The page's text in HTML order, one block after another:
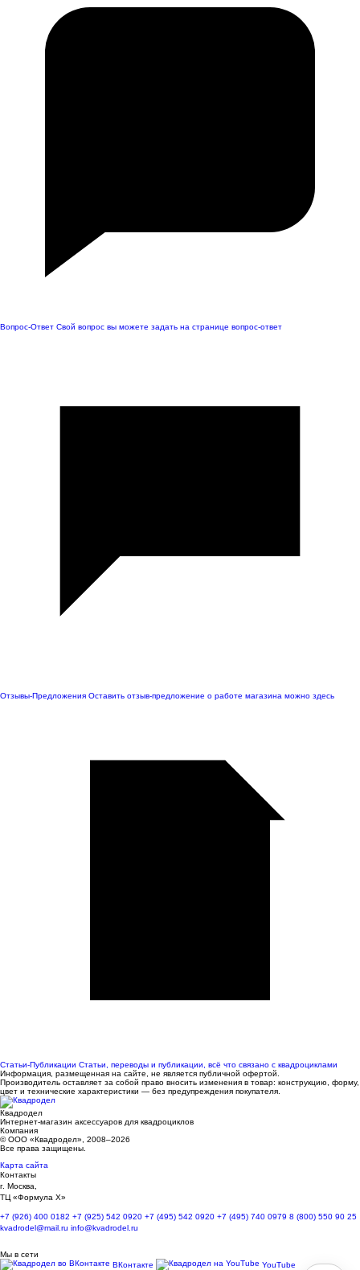
Вопрос-Ответ Свой вопрос вы можете задать на странице вопрос-ответ
Отзывы-Предложения Оставить отзыв-предложение о работе магазина можно здесь
Статьи-Публикации Статьи, переводы и публикации, всё что связано с квадроциклами
Информация, размещенная на сайте, не является публичной офертой.
Производитель оставляет за собой право вносить изменения в товар: конструкцию, форму,
цвет и технические характеристики — без предупреждения покупателя.
Квадродел
Интернет-магазин аксессуаров для квадроциклов
Компания
© ООО «Квадродел», 2008–2026
Все права защищены.
Карта сайта
Контакты
г. Москва,
ТЦ «Формула Х»
+7 (926) 400 0182 +7 (925) 542 0920 +7 (495) 542 0920 +7 (495) 740 0979 8 (800) 550 90 25
kvadrodel@mail.ru info@kvadrodel.ru
Мы в сети
ВКонтакте
YouTube